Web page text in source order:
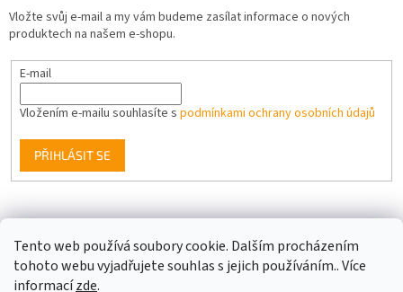
Tento web používá soubory cookie. Dalším procházením
tohoto webu vyjadřujete souhlas s jejich používáním.. Více
informacízde.
Vložte svůj e-mail a my vám budeme zasílat informace o nových
produktech na našem e-shopu.
E-mail
Vložením e-mailu souhlasíte s podmínkami ochrany osobních údajů
PŘIHLÁSIT SE
Facebook